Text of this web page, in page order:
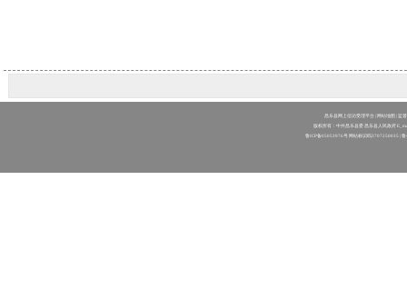
昌乐县网上信访受理平台 网站地图 | 监
版权所有：中共昌乐县委 昌乐县人民政府
鲁ICP备05053976号 网站标识码3707250035 | 鲁